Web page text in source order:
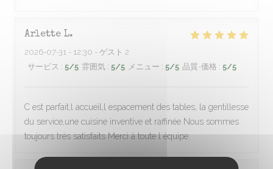
Arlette L
2026-07-31 - 12:30 - ゲスト 2
サービス : 5/5 雰囲気 : 5/5 メニュー : 5/5 品質-価格 : 5/5
C est parfait,l accueil,l espacement des tables, la gentillesse
du service,une cuisine inventive et raffinée Nous sommes
toujours très satisfaits Merci à toute l équipe.